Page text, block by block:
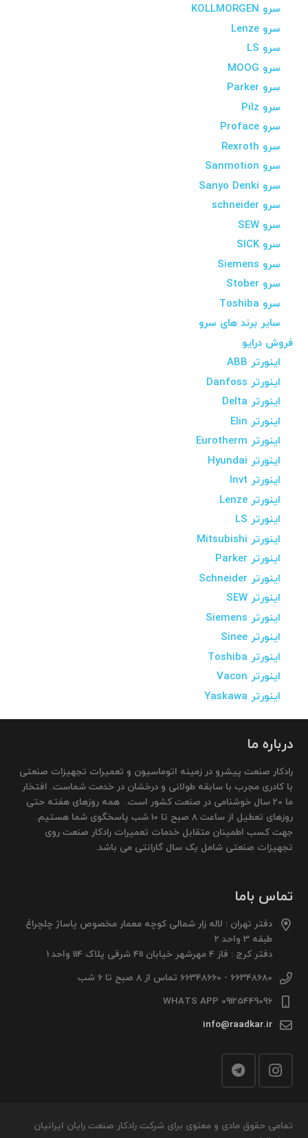
سرو KOLLMORGEN
سرو Lenze
سرو LS
سرو MOOG
سرو Parker
سرو Pilz
سرو Proface
سرو Rexroth
سرو Sanmotion
سرو Sanyo Denki
سرو schneider
سرو SEW
سرو SICK
سرو Siemens
سرو Stober
سرو Toshiba
سایر برند های سرو
فروش درایو
اینورتر ABB
اینورتر Danfoss
اینورتر Delta
اینورتر Elin
اینورتر Eurotherm
اینورتر Hyundai
اینورتر Invt
اینورتر Lenze
اینورتر LS
اینورتر Mitsubishi
اینورتر Parker
اینورتر Schneider
اینورتر SEW
اینورتر Siemens
اینورتر Sinee
اینورتر Toshiba
اینورتر Vacon
اینورتر Yaskawa
درباره ما
رادکار صنعت پیشرو در زمینه اتوماسیون و تعمیرات تجهیزات صنعتی
با کادری مجرب با سابقه طولانی و درخشان در خدمت شماست. افتخار
ما 20 سال خوشنامی در صنعت کشور است. همه روزهای هفته حتی
روزهای تعطیل از ساعت 8 صبح تا 10 شب پاسخگوی شما هستیم.
جهت کسب اطمینان متقابل خدمات تعمیرات رادکار صنعت روی
تجهیزات صنعتی شامل یک سال گارانتی می باشد.
تماس باما
دفتر تهران : لاله زار شمالی کوچه معمار مخصوص پاساژ چلچراغ
طبقه 3 واحد 2
دفتر کرج : فاز 4 مهرشهر خیابان 411 شرقی پلاک 114 واحد 1
66348680 - 66348660 تماس از 8 صبح تا 6 شب
09125449096 WHATS APP
info@raadkar.ir
تمامی حقوق مادی و معنوی برای شرکت رادکار صنعت رایان ایرانیان